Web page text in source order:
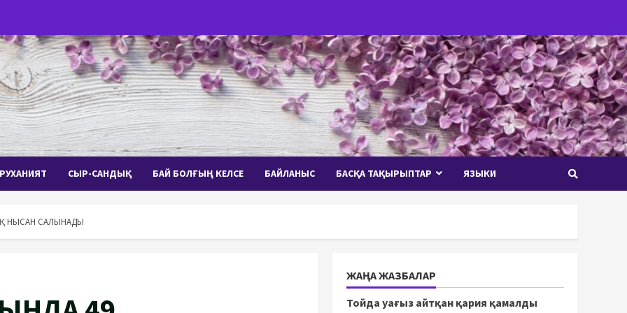
РУХАНИЯТ СЫР-САНДЫҚ БАЙ БОЛҒЫҢ КЕЛСЕ БАЙЛАНЫС БАСҚА ТАҚЫРЫПТАР ЯЗЫКИ
НЫСАН САЛЫНАДЫ
ЖАҢА ЖАЗБАЛАР
Тойда уағыз айтқан қария қамалды